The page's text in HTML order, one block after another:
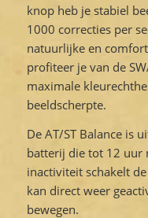
knop heb je stabiel
1000 correcties per
natuurlijke en
profiteer je van de
maximale
beeldscherpte.
De AT/ST Balance is
batterij die tot 12 uur
inactiviteit schakelt
kan direct weer
bewegen.